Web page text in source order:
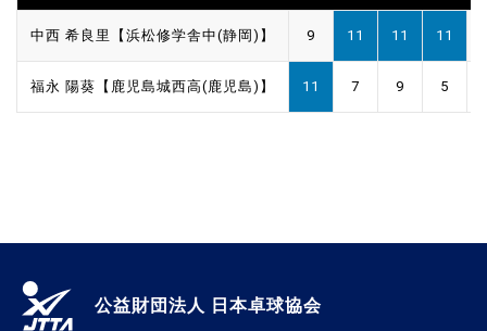
中西 希良里【浜松修学舎中(静岡)】 9 11 11 11
福永 陽葵【鹿児島城西高(鹿児島)】 11 7 9 5
公益財団法人 日本卓球協会